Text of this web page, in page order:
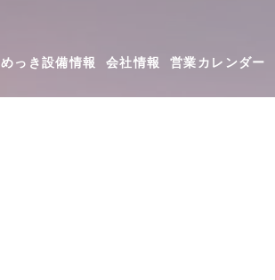
めっき設備情報 会社情報 営業カレンダー